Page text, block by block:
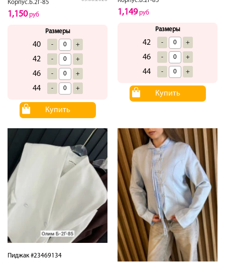
Корпус.Б.2Г-85
1,150руб
Размеры
40 - +
42 - +
46 - +
44 - +
Купить
1,149руб
Размеры
42 - +
46 - +
44 - +
Купить
Пиджак #23469134